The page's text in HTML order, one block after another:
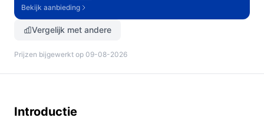
Bekijk aanbieding
Vergelijk met andere
Prijzen bijgewerkt op 09-08-2026
Introductie